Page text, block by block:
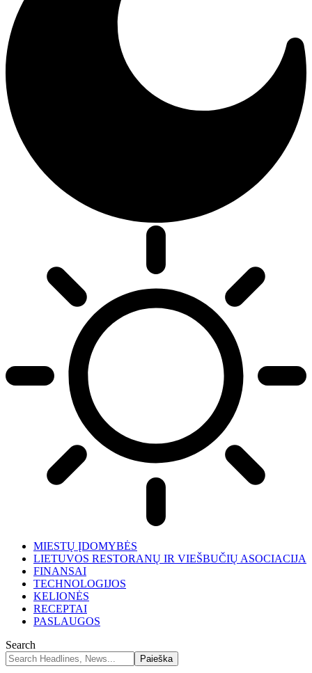
MIESTŲ ĮDOMYBĖS
LIETUVOS RESTORANŲ IR VIEŠBUČIŲ ASOCIACIJA
FINANSAI
TECHNOLOGIJOS
KELIONĖS
RECEPTAI
PASLAUGOS
Search